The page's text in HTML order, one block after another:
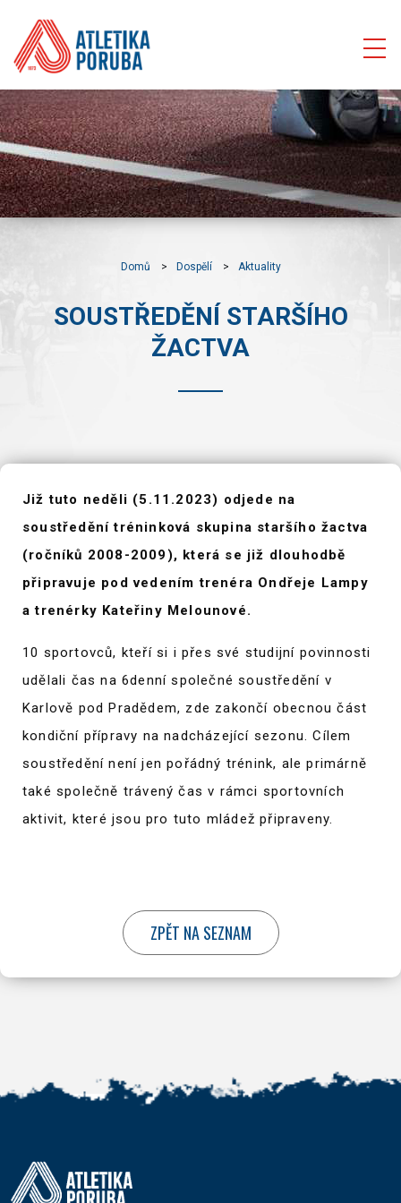
Domů Dospělí Aktuality
SOUSTŘEDĚNÍ STARŠÍHO
ŽACTVA
Již tuto neděli (5.11.2023) odjede na
soustředění tréninková skupina staršího žactva
(ročníků 2008-2009), která se již dlouhodbě
připravuje pod vedením trenéra Ondřeje Lampy
a trenérky Kateřiny Melounové.
10 sportovců, kteří si i přes své studijní povinnosti
udělali čas na 6denní společné soustředění v
Karlově pod Pradědem, zde zakončí obecnou část
kondiční přípravy na nadcházející sezonu. Cílem
soustředění není jen pořádný trénink, ale primárně
také společně trávený čas v rámci sportovních
aktivit, které jsou pro tuto mládež připraveny.